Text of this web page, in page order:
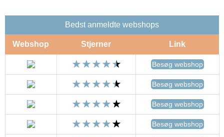
Bedst anmeldte webshops
Webshop Stjerner Link
Besøg webshop
Besøg webshop
Besøg webshop
Besøg webshop